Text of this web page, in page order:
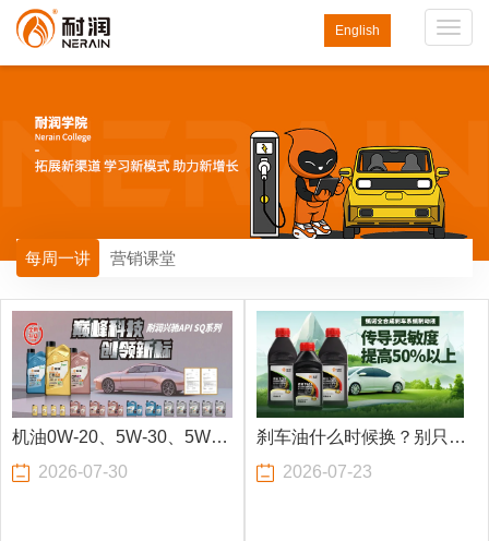
English
每周一讲 营销课堂
机油0W-20、5W-30、5W-
40怎么选？
2026-07-30
刹车油什么时候换？别只看
里程，这个数值才是关键！
2026-07-23